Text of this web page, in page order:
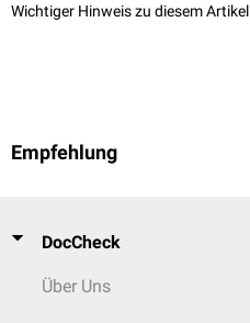
Wichtiger Hinweis zu diesem Artikel
Empfehlung
DocCheck
Über Uns